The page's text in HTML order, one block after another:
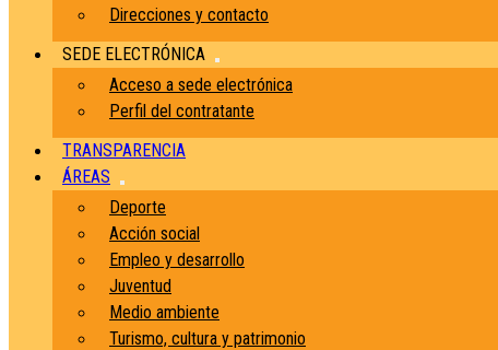
Direcciones y contacto
SEDE ELECTRÓNICA
Acceso a sede electrónica
Perfil del contratante
TRANSPARENCIA
ÁREAS
Deporte
Acción social
Empleo y desarrollo
Juventud
Medio ambiente
Turismo, cultura y patrimonio